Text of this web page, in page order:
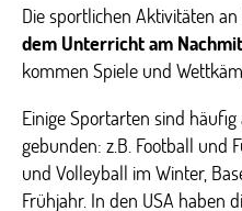
Die sportlichen Aktivitäten
dem Unterricht am
kommen Spiele und
Einige Sportarten sind
gebunden: z.B. Football und
und Volleyball im Winter,
Frühjahr. In den USA haben